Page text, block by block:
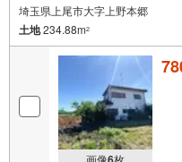
埼玉県上尾市大字上野本郷
土地234.88m2
画像 枚